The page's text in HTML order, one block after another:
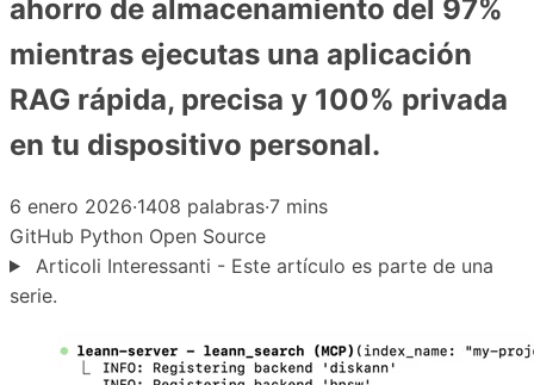
ahorro de almacenamiento del 97%
mientras ejecutas una aplicación
RAG rápida, precisa y 100% privada
en tu dispositivo personal.
6 enero 2026·1408 palabras·7 mins
GitHub Python Open Source
Articoli Interessanti - Este artículo es parte de una
serie.